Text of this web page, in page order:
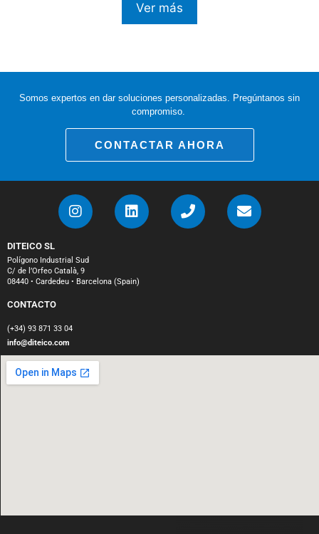
Ver más
Somos expertos en dar soluciones personalizadas. Pregúntanos sin
compromiso.
CONTACTAR AHORA
DITEICO SL
Polígono Industrial Sud
C/ de l’Orfeo Català, 9
08440 • Cardedeu • Barcelona (Spain)
CONTACTO
(+34) 93 871 33 04
info@diteico.com